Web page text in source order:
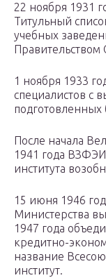
22 ноября 1931
Титульный
учебных
Правительством
1 ноября 1933
специалистов с
подготовленных
После начала
1941 года
института
15 июня 1946
Министерства
1947 года
кредитно-
название
институт.